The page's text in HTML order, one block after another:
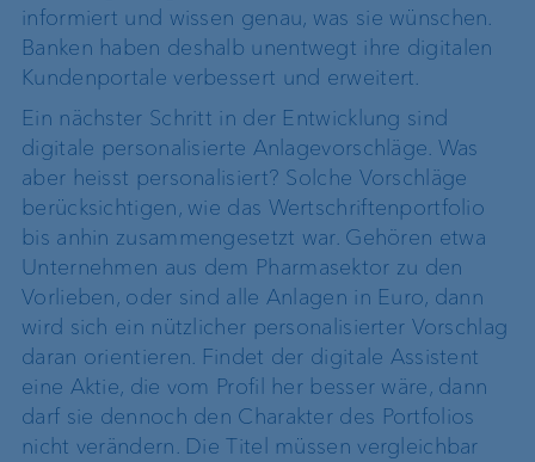
informiert und wissen genau, was sie wünschen.
Banken haben deshalb unentwegt ihre digitalen
Kundenportale verbessert und erweitert.
Ein nächster Schritt in der Entwicklung sind
digitale personalisierte Anlagevorschläge. Was
aber heisst personalisiert? Solche Vorschläge
berücksichtigen, wie das Wertschriftenportfolio
bis anhin zusammengesetzt war. Gehören etwa
Unternehmen aus dem Pharmasektor zu den
Vorlieben, oder sind alle Anlagen in Euro, dann
wird sich ein nützlicher personalisierter Vorschlag
daran orientieren. Findet der digitale Assistent
eine Aktie, die vom Profil her besser wäre, dann
darf sie dennoch den Charakter des Portfolios
nicht verändern. Die Titel müssen vergleichbar